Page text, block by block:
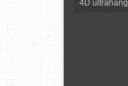
4D ultrahang